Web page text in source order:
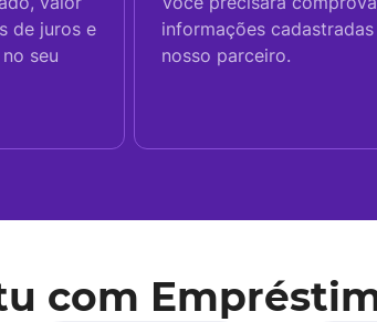
de juros e
seu
informações
nosso parceiro.
com